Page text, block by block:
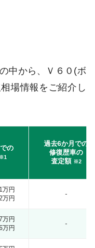
中から、Ｖ６０(ボ
場情報をご紹介し
の
過去6か月での
修復歴車の
査定額 ※2
万円
万円
-
万円
万円
-